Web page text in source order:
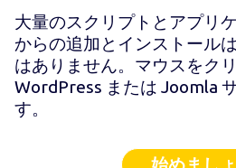
大量のスクリプトとアプリ
からの追加とインストール
はありません。マウスをク
WordPress または Joomla
す。